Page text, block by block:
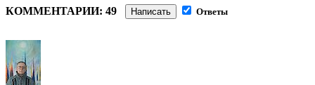
КОММЕНТАРИИ: 49 Написать Ответы